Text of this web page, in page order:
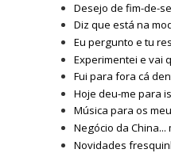
Desejo de fim-de-
Diz que está na
Eu pergunto e tu
Experimentei e vai
Fui para fora cá
Hoje deu-me para
Música para os
Negócio da China...
Novidades